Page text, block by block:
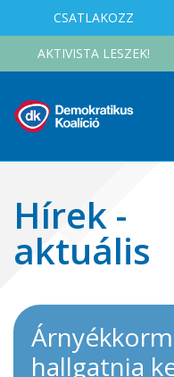
CSATLAKOZZ
AKTIVISTA LESZEK!
Hírek -
aktuális
hallgatnia